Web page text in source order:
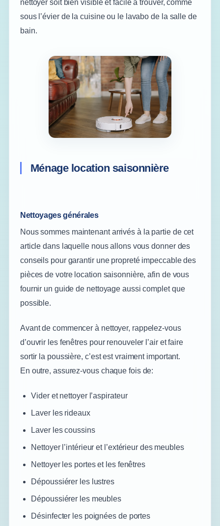
nettoyer soit bien visible et facile à trouver, comme
sous l’évier de la cuisine ou le lavabo de la salle de
bain.
Ménage location saisonnière
Nettoyages générales
Nous sommes maintenant arrivés à la partie de cet
article dans laquelle nous allons vous donner des
conseils pour garantir une propreté impeccable des
pièces de votre location saisonnière, afin de vous
fournir un guide de nettoyage aussi complet que
possible.
Avant de commencer à nettoyer, rappelez-vous
d’ouvrir les fenêtres pour renouveler l’air et faire
sortir la poussière, c’est est vraiment important.
En outre, assurez-vous chaque fois de:
Vider et nettoyer l’aspirateur
Laver les rideaux
Laver les coussins
Nettoyer l’intérieur et l’extérieur des meubles
Nettoyer les portes et les fenêtres
Dépoussiérer les lustres
Dépoussiérer les meubles
Désinfecter les poignées de portes